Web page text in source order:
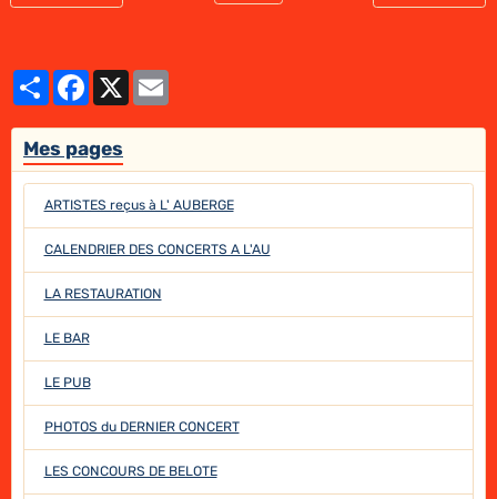
PartagerFacebook
X
Mes pages
ARTISTES reçus à L' AUBERGE
CALENDRIER DES CONCERTS A L'AU
LA RESTAURATION
LE BAR
LE PUB
PHOTOS du DERNIER CONCERT
LES CONCOURS DE BELOTE